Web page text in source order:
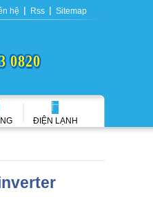
hệ Rss Sitemap
0820
ĐIỆN LẠNH